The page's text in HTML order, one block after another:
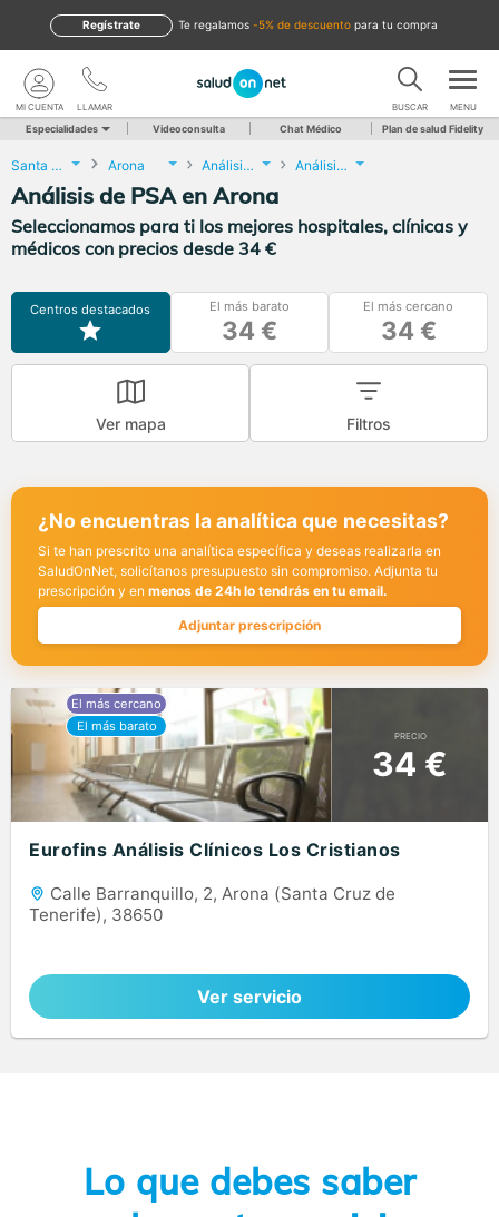
te regalamos -5% de descuento para tu compra
Regístrate
LLAMAR
MI CUENTA BUSCAR MENU
Especialidades Videoconsulta Chat Médico Plan de salud Fidelity
Santa Cruz de Tenerife Arona Análisis Clínicos Análisis de PSA
Análisis de PSA en Arona
Seleccionamos para ti los mejores hospitales, clínicas y
médicos con precios desde 34 €
Centros destacados El más barato
34 €
El más cercano
34 €
Ver mapa Filtros
¿No encuentras la analítica que necesitas?
Si te han prescrito una analítica específica y deseas realizarla en
SaludOnNet, solicítanos presupuesto sin compromiso. Adjunta tu
prescripción y en menos de 24h lo tendrás en tu email.
Adjuntar prescripción
PRECIO
34 €
Eurofins Análisis Clínicos Los Cristianos
Calle Barranquillo, 2, Arona (Santa Cruz de
Tenerife), 38650
Ver servicio
Lo que debes saber